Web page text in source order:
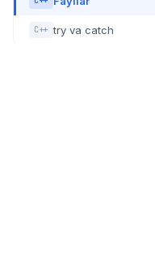
C++ try va catch